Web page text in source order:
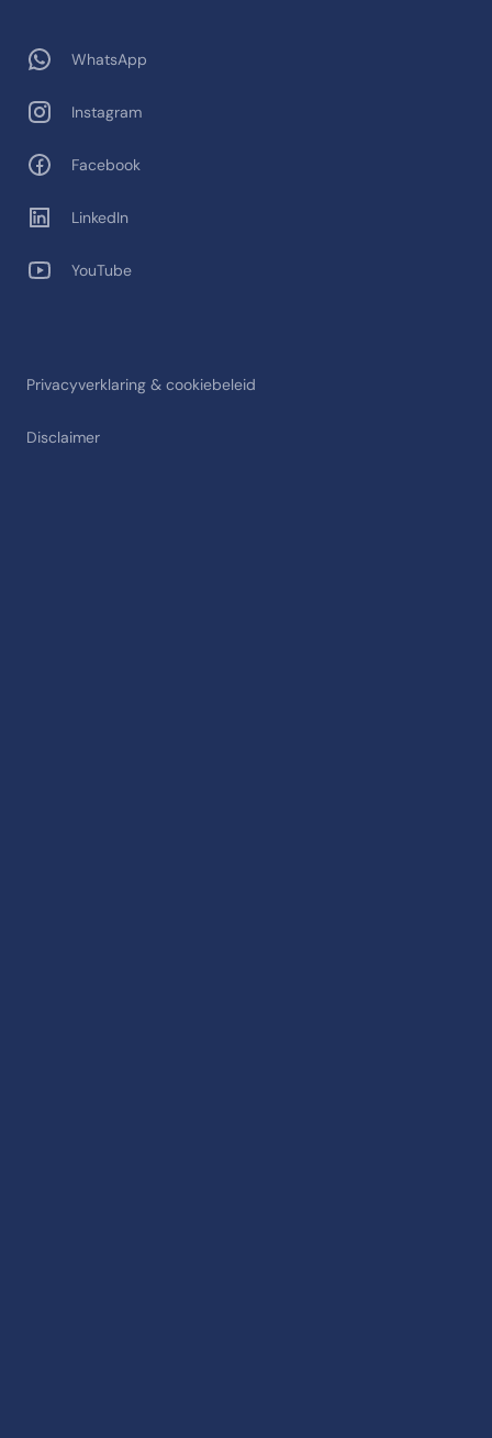
Privacyverklaring & cookiebeleid
Disclaimer
WhatsApp
Instagram
Facebook
LinkedIn
YouTube